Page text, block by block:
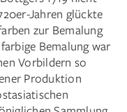
Jahren glückte
zur Bemalung
Bemalung war
Vorbildern so
Produktion